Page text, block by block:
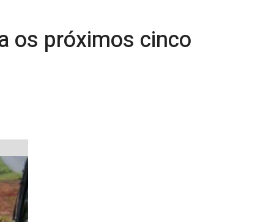
os próximos cinco